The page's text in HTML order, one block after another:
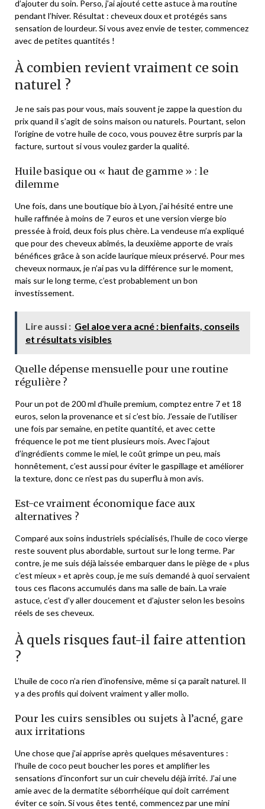
d’ajouter du soin. Perso, j’ai ajouté cette astuce à ma routine
pendant l’hiver. Résultat : cheveux doux et protégés sans
sensation de lourdeur. Si vous avez envie de tester, commencez
avec de petites quantités !
À combien revient vraiment ce soin
naturel ?
Je ne sais pas pour vous, mais souvent je zappe la question du
prix quand il s’agit de soins maison ou naturels. Pourtant, selon
l’origine de votre huile de coco, vous pouvez être surpris par la
facture, surtout si vous voulez garder la qualité.
Huile basique ou « haut de gamme » : le
dilemme
Une fois, dans une boutique bio à Lyon, j’ai hésité entre une
huile raffinée à moins de 7 euros et une version vierge bio
pressée à froid, deux fois plus chère. La vendeuse m’a expliqué
que pour des cheveux abîmés, la deuxième apporte de vrais
bénéfices grâce à son acide laurique mieux préservé. Pour mes
cheveux normaux, je n’ai pas vu la différence sur le moment,
mais sur le long terme, c’est probablement un bon
investissement.
Lire aussi : Gel aloe vera acné : bienfaits, conseils
et résultats visibles
Quelle dépense mensuelle pour une routine
régulière ?
Pour un pot de 200 ml d’huile premium, comptez entre 7 et 18
euros, selon la provenance et si c’est bio. J’essaie de l’utiliser
une fois par semaine, en petite quantité, et avec cette
fréquence le pot me tient plusieurs mois. Avec l’ajout
d’ingrédients comme le miel, le coût grimpe un peu, mais
honnêtement, c’est aussi pour éviter le gaspillage et améliorer
la texture, donc ce n’est pas du superflu à mon avis.
Est-ce vraiment économique face aux
alternatives ?
Comparé aux soins industriels spécialisés, l’huile de coco vierge
reste souvent plus abordable, surtout sur le long terme. Par
contre, je me suis déjà laissée embarquer dans le piège de « plus
c’est mieux » et après coup, je me suis demandé à quoi servaient
tous ces flacons accumulés dans ma salle de bain. La vraie
astuce, c’est d’y aller doucement et d’ajuster selon les besoins
réels de ses cheveux.
À quels risques faut-il faire attention
?
L’huile de coco n’a rien d’inofensive, même si ça paraît naturel. Il
y a des profils qui doivent vraiment y aller mollo.
Pour les cuirs sensibles ou sujets à l’acné, gare
aux irritations
Une chose que j’ai apprise après quelques mésaventures :
l’huile de coco peut boucher les pores et amplifier les
sensations d’inconfort sur un cuir chevelu déjà irrité. J’ai une
amie avec de la dermatite séborrhéique qui doit carrément
éviter ce soin. Si vous êtes tenté, commencez par une mini